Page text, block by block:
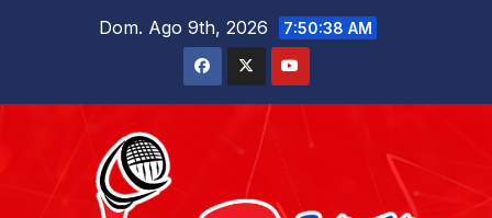
Dom. Ago 9th, 2026 7:50:40 AM